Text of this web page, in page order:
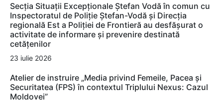
Secția Situații Excepționale Ștefan Vodă în comun cu
Inspectoratul de Poliție Ștefan-Vodă și Direcția
regională Est a Poliției de Frontieră au desfășurat o
activitate de informare și prevenire destinată
cetățenilor
23 iulie 2026
Atelier de instruire „Media privind Femeile, Pacea și
Securitatea (FPS) în contextul Triplului Nexus: Cazul
Moldovei”